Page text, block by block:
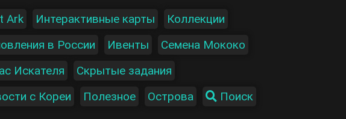
Ark Интерактивные карты
Коллекции
в России
Ивенты
Семена Мококо
Искателя
Скрытые задания
с Кореи
Полезное Острова Поиск